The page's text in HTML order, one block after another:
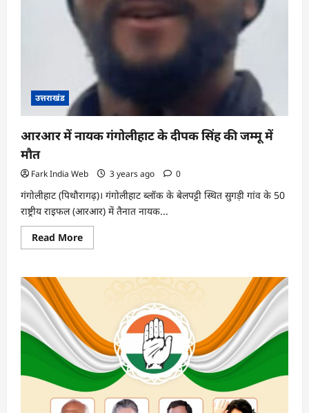
उत्तराखंड
आरआर में नायक गंगोलीहाट के दीपक सिंह की जम्मू में
मौत
Fark India Web 3 years ago 0
गंगोलीहाट (पिथौरागढ़)। गंगोलीहाट ब्लॉक के बेलपट्टी स्थित सुगड़ी गांव के 50
राष्ट्रीय राइफल (आरआर) में तैनात नायक...
Read MoreRead
more
में
दीपक
सिंह
की
जम्मू
में
मौत